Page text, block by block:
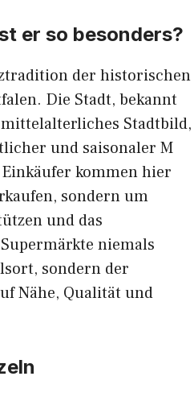
er so besonders?
der historischen
Die Stadt, bekannt
St‌ad‍tbil⁠d,
und saisonaler M​
kom​men hier
so​ndern um
un​d das
niemals
sondern der
Nähe,‍ Qualität und